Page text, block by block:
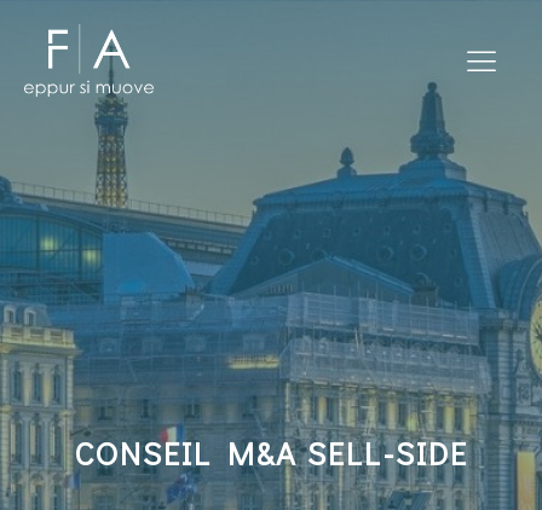
CONSEIL M&A SELL-SIDE